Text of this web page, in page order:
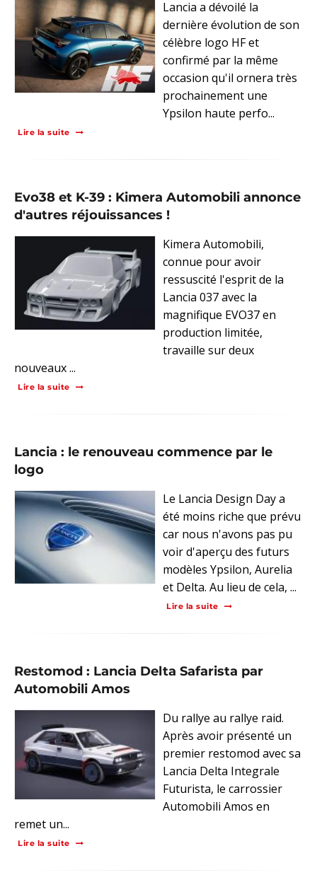
Lancia a dévoilé la
dernière évolution de son
célèbre logo HF et
confirmé par la même
occasion qu'il ornera très
prochainement une
Ypsilon haute perfo...
Lire la suite
Evo38 et K-39 : Kimera Automobili annonce
d'autres réjouissances !
Kimera Automobili,
connue pour avoir
ressuscité l'esprit de la
Lancia 037 avec la
magnifique EVO37 en
production limitée,
travaille sur deux
nouveaux ...
Lire la suite
Lancia : le renouveau commence par le
logo
Le Lancia Design Day a
été moins riche que prévu
car nous n'avons pas pu
voir d'aperçu des futurs
modèles Ypsilon, Aurelia
et Delta. Au lieu de cela, ...
Lire la suite
Restomod : Lancia Delta Safarista par
Automobili Amos
Du rallye au rallye raid.
Après avoir présenté un
premier restomod avec sa
Lancia Delta Integrale
Futurista, le carrossier
Automobili Amos en
remet un...
Lire la suite